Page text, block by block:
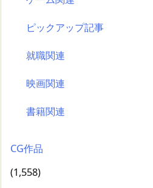
ピックアップ記事
就職関連
映画関連
書籍関連
CG作品
(1,558)